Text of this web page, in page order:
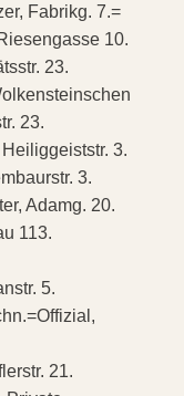
Fabrikg. 7.=
10.
23.
23.
3.
3.
Adamg. 20.
113.
5.
21.